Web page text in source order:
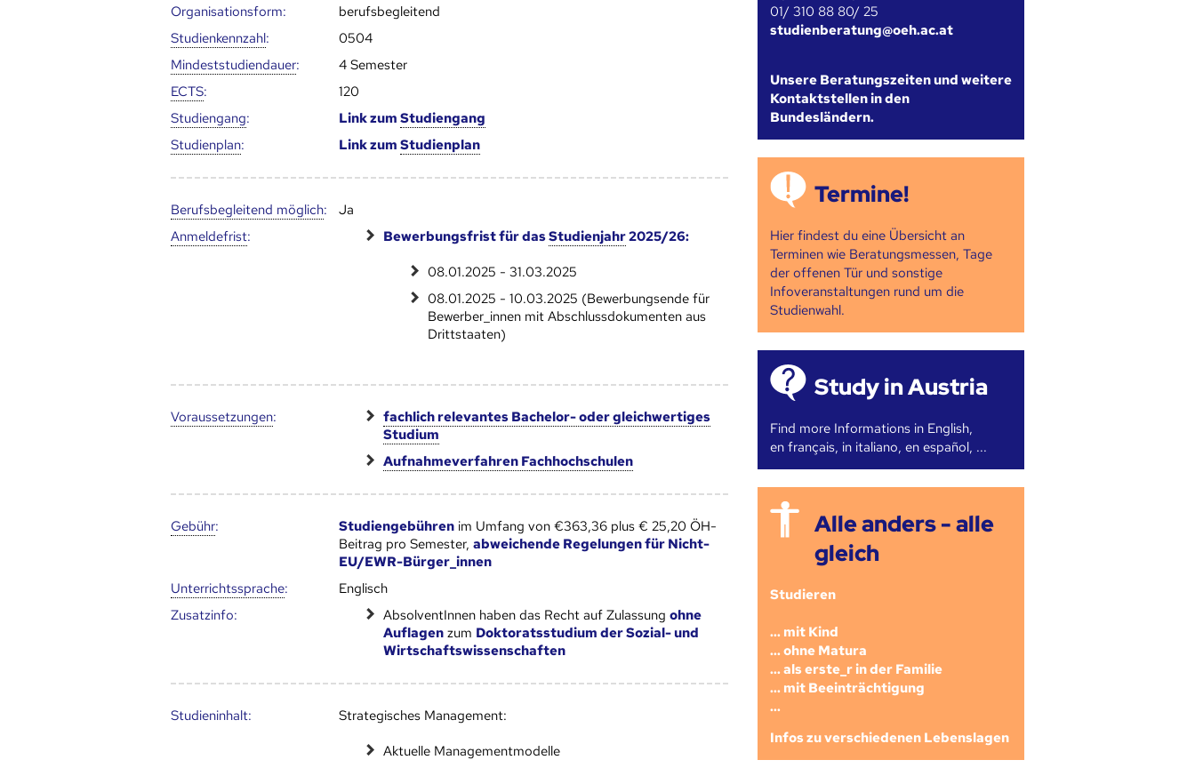
Organisationsform:
berufsbegleitend
Studien­kenn­zahl:
0504
Mindest­studien­dauer:
4 Semester
ECTS:
120
Studien­gang: Link zum Studien­gang
Studien­plan: Link zum Studien­plan
Berufs­begleitend möglich:
Ja
Anmelde­frist: Bewerbungsfrist für dasStudienjahr2025/26:
08.01.2025 - 31.03.2025
08.01.2025 - 10.03.2025 (Bewerbungs­ende für
Bewerber­_innen mit Abschluss­dokumenten aus
Dritt­staaten)
Voraus­setzungen:
fachlich relevantes Bachelor- oder gleichwertiges
Studium
Aufnahmeverfahren Fachhochschulen
Gebühr: Studiengebührenim Umfang von €363,36 plus € 25,20 ÖH-
Beitrag pro Semester, abweichende Regelungen für Nicht-
EU/EWR-Bürger_innen
Unter­richts­sprache:
Englisch
Zusatz­info:
AbsolventInnen haben das Recht auf Zulassung ohne
Auflagenzum Doktoratsstudium der Sozial- und
Wirtschaftswissenschaften
Studien­inhalt:
Strategisches Management:
Aktuelle Managementmodelle
01/ 310 88 80/ 25
studienberatung@oeh.ac.at
Unsere Beratungszeiten und weitere
Kontaktstellen in den
Bundesländern.
Termine!
Hier findest du eine Übersicht an
Terminen wie Beratungsmessen, Tage
der offenen Tür und sonstige
Infoveranstaltungen rund um die
Studienwahl.
Study in Austria
Find more Informations in English,
en français, in italiano, en español, ...
Alle anders - alle
gleich
Studieren
... mit Kind
... ohne Matura
... als erste_r in der Familie
... mit Beeinträchtigung
...
Infos zu verschiedenen Lebenslagen